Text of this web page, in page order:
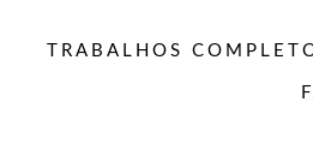
TRABALHOS